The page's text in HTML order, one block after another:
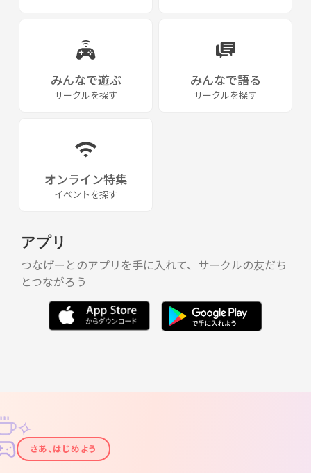
みんなで遊ぶ
サークルを探す
みんなで語る
サークルを探す
オンライン特集
イベントを探す
アプリ
つなげーとのアプリを手に入れて、サークルの友だち
とつながろう
✦
✧
さあ、はじめよう